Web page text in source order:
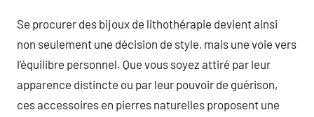
Se procurer des bijoux de lithothérapie devient ainsi
non seulement une décision de style, mais une voie vers
l’équilibre personnel. Que vous soyez attiré par leur
apparence distincte ou par leur pouvoir de guérison,
ces accessoires en pierres naturelles proposent une